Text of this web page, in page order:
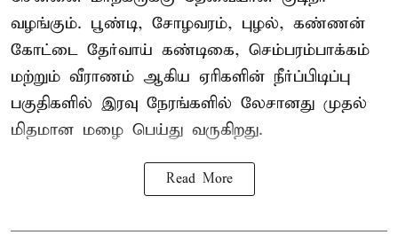
வழங்கும். பூண்டி, சோழவரம், புழல், கண்ணன்
கோட்டை தேர்வாய் கண்டிகை, செம்பரம்பாக்கம்
மற்றும் வீராணம் ஆகிய ஏரிகளின் நீர்ப்பிடிப்பு
பகுதிகளில் இரவு நேரங்களில் லேசானது முதல்
மிதமான மழை பெய்து வருகிறது.
Read More